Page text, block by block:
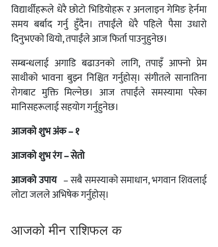
विद्यार्थीहरूले धेरै छोटो भिडियोहरू र अनलाइन गेमिङ हेर्नमा
समय बर्बाद गर्नु हुँदैन। तपाईंले धेरै पहिले पैसा उधारो
दिनुभएको थियो, तपाईंले आज फिर्ता पाउनुहुनेछ।
सम्बन्धलाई अगाडि बढाउनको लागि, तपाइँ आफ्नो प्रेम
साथीको भावना बुझ्न निश्चित गर्नुहोस्। संगीतले सानातिना
रोगबाट मुक्ति मिल्नेछ। आज तपाईंले समस्यामा परेका
मानिसहरूलाई सहयोग गर्नुहुनेछ।
आजको शुभ अंक – १
आजको शुभ रंग – सेतो
आजको उपाय – सबै समस्याको समाधान, भगवान शिवलाई
लोटा जलले अभिषेक गर्नुहोस्।
आजको मीन राशिफल क